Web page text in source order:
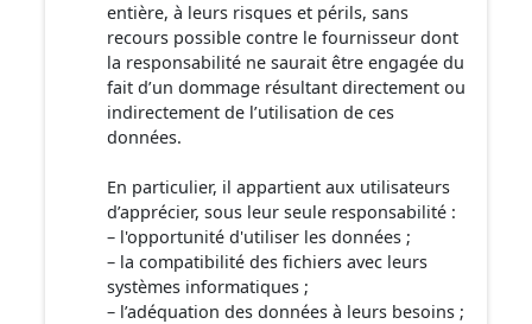
entière, à leurs risques et périls, sans
recours possible contre le fournisseur dont
la responsabilité ne saurait être engagée du
fait d’un dommage résultant directement ou
indirectement de l’utilisation de ces
données.
En particulier, il appartient aux utilisateurs
d’apprécier, sous leur seule responsabilité :
– l'opportunité d'utiliser les données ;
– la compatibilité des fichiers avec leurs
systèmes informatiques ;
– l’adéquation des données à leurs besoins ;